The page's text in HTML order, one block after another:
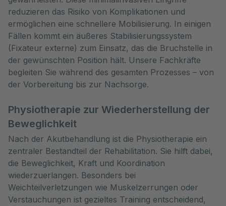
reduzieren das Risiko von Komplikationen und
ermöglichen eine schnellere Mobilisierung. In einigen
Fällen kommt ein äußeres Stabilisierungssystem
(Fixateur externe) zum Einsatz, das die Bruchstelle in
der gewünschten Position hält. Unsere Fachkräfte
begleiten Sie während des gesamten Prozesses – von
der Vorbereitung bis zur Nachsorge.
Physiotherapie zur Wiederherstellung der
Beweglichkeit
Nach der Akutbehandlung ist die Physiotherapie ein
zentraler Bestandteil der Rehabilitation. Sie hilft dabei,
die Beweglichkeit, Kraft und Koordination
wiederzuerlangen. Besonders bei
Weichteilverletzungen wie Muskelzerrungen oder
Verstauchungen ist gezieltes Training entscheidend,